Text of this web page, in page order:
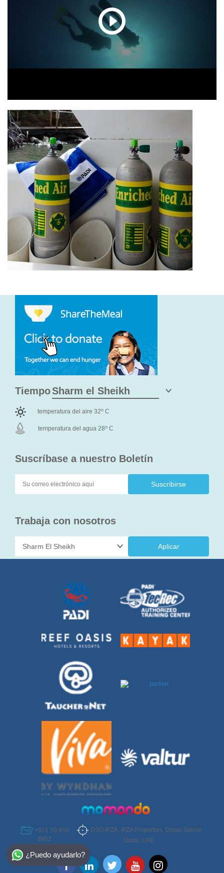
Suscríbase a nuestro Boletín
Trabaja con nosotros
Aplicar
Tiempo
temperatura del aire 32o C
temperatura del agua 28o C
+971 50 950
6952
DSO-IFZA, IFZA Properties, Dubai Silicon
Oasis, UAE
¿Puedo ayudarlo?
Select Destination
Egypt